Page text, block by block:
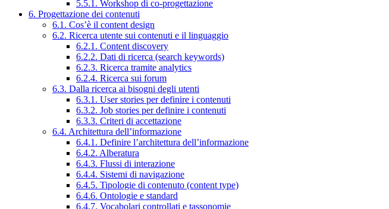
5.5.1. Workshop di co-progettazione
6. Progettazione dei contenuti
6.1. Cos’è il content design
6.2. Ricerca utente sui contenuti e il linguaggio
6.2.1. Content discovery
6.2.2. Dati di ricerca (search keywords)
6.2.3. Ricerca tramite analytics
6.2.4. Ricerca sui forum
6.3. Dalla ricerca ai bisogni degli utenti
6.3.1. User stories per definire i contenuti
6.3.2. Job stories per definire i contenuti
6.3.3. Criteri di accettazione
6.4. Architettura dell’informazione
6.4.1. Definire l’architettura dell’informazione
6.4.2. Alberatura
6.4.3. Flussi di interazione
6.4.4. Sistemi di navigazione
6.4.5. Tipologie di contenuto (content type)
6.4.6. Ontologie e standard
6.4.7. Vocabolari controllati e tassonomie